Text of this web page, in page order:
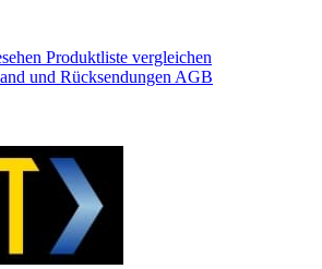
Produktliste vergleichen
und Rücksendungen AGB